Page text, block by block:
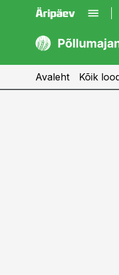
kaubandus.ee
Avaleht Kõik